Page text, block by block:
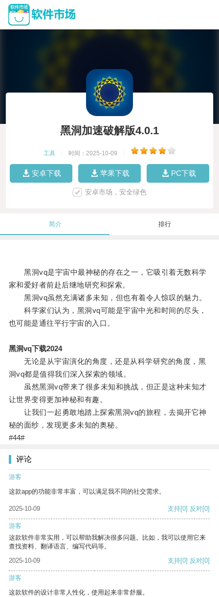
黑洞加速破解版4.0.1
工具 时间：2025-10-09
安卓下载 苹果下载 PC下载
安卓市场，安全绿色
简介 排行
黑洞vq是宇宙中最神秘的存在之一，它吸引着无数科学
家和爱好者前赴后继地研究和探索。
黑洞vq虽然充满诸多未知，但也有着令人惊叹的魅力。
科学家们认为，黑洞vq可能是宇宙中光和时间的尽头，
也可能是通往平行宇宙的入口。
黑洞vq下载2024
无论是从宇宙演化的角度，还是从科学研究的角度，黑
洞vq都是值得我们深入探索的领域。
虽然黑洞vq带来了很多未知和挑战，但正是这种未知才
让世界变得更加神秘和有趣。
让我们一起勇敢地踏上探索黑洞vq的旅程，去揭开它神
秘的面纱，发现更多未知的奥秘。
#44#
评论
游客
这款app的功能非常丰富，可以满足我不同的社交需求。
2025-10-09 支持[0] 反对[0]
游客
这款软件非常实用，可以帮助我解决很多问题。比如，我可以使用它来
查找资料、翻译语言、编写代码等。
2025-10-09
支持[0] 反对[0]
游客
这款软件的设计非常人性化，使用起来非常舒服。